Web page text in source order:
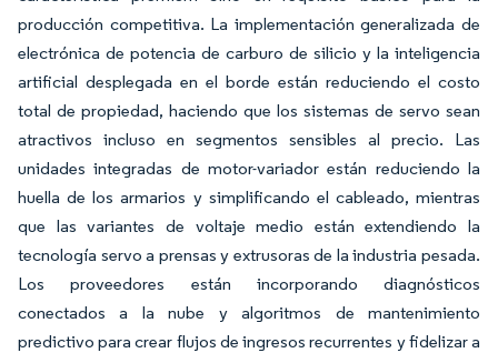
producción competitiva. La implementación generalizada de
electrónica de potencia de carburo de silicio y la inteligencia
artificial desplegada en el borde están reduciendo el costo
total de propiedad, haciendo que los sistemas de servo sean
atractivos incluso en segmentos sensibles al precio. Las
unidades integradas de motor-variador están reduciendo la
huella de los armarios y simplificando el cableado, mientras
que las variantes de voltaje medio están extendiendo la
tecnología servo a prensas y extrusoras de la industria pesada.
Los proveedores están incorporando diagnósticos
conectados a la nube y algoritmos de mantenimiento
predictivo para crear flujos de ingresos recurrentes y fidelizar a